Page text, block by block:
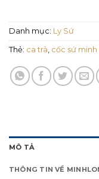
Danh mục: Ly Sứ
Thẻ: ca trà cốc sứ minh
MÔ TẢ
THÔNG TIN VỀ